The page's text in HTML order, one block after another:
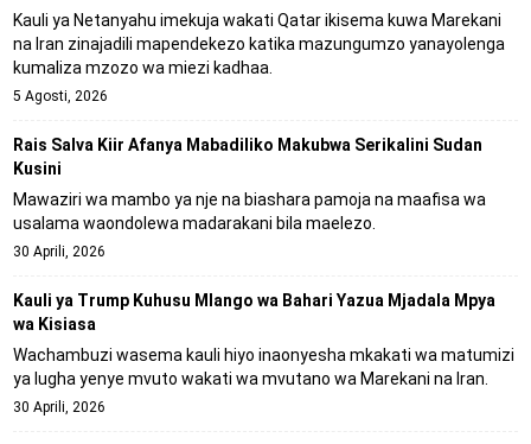
Kauli ya Netanyahu imekuja wakati Qatar ikisema kuwa Marekani
na Iran zinajadili mapendekezo katika mazungumzo yanayolenga
kumaliza mzozo wa miezi kadhaa.
5 Agosti, 2026
Rais Salva Kiir Afanya Mabadiliko Makubwa Serikalini Sudan
Kusini
Mawaziri wa mambo ya nje na biashara pamoja na maafisa wa
usalama waondolewa madarakani bila maelezo.
30 Aprili, 2026
Kauli ya Trump Kuhusu Mlango wa Bahari Yazua Mjadala Mpya
wa Kisiasa
Wachambuzi wasema kauli hiyo inaonyesha mkakati wa matumizi
ya lugha yenye mvuto wakati wa mvutano wa Marekani na Iran.
30 Aprili, 2026